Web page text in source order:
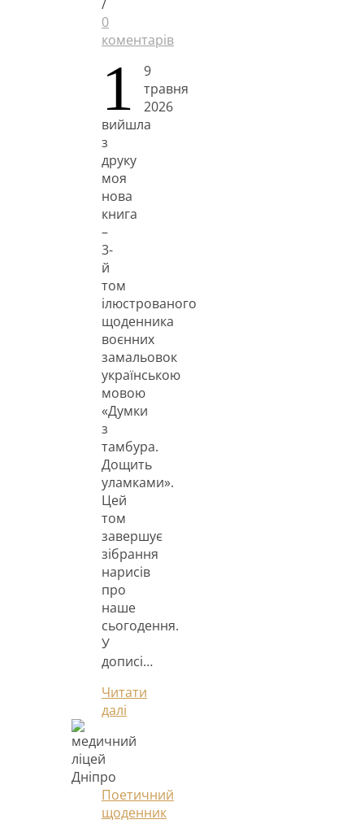
/
0
коментарів
1
9
травня
2026
вийшла
з
друку
моя
нова
книга
–
3-
й
том
ілюстрованого
щоденника
воєнних
замальовок
українською
мовою
«Думки
з
тамбура.
Дощить
уламками».
Цей
том
завершує
зібрання
нарисів
про
наше
сьогодення.
У
дописі…
Читати
далі
Поетичний
щоденник